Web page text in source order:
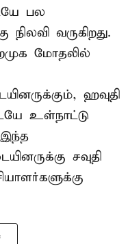
பல
வருகிறது.
மோதலில்
ஹவுதி
உள்நாட்டு
இந்த
சவுதி